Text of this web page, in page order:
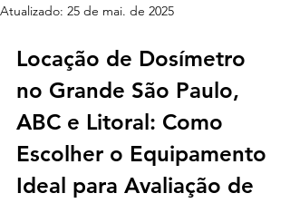
Atualizado: 25 de mai. de 2025
Locação de Dosímetro
no Grande São Paulo,
ABC e Litoral: Como
Escolher o Equipamento
Ideal para Avaliação de